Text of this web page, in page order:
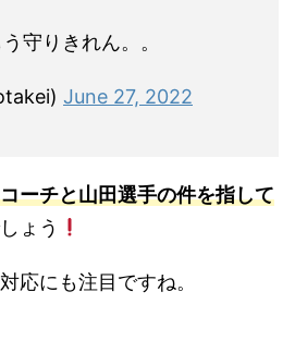
守りきれん。。
June 27, 2022
ーチと山田選手の件を指して
ょう
応にも注目ですね。